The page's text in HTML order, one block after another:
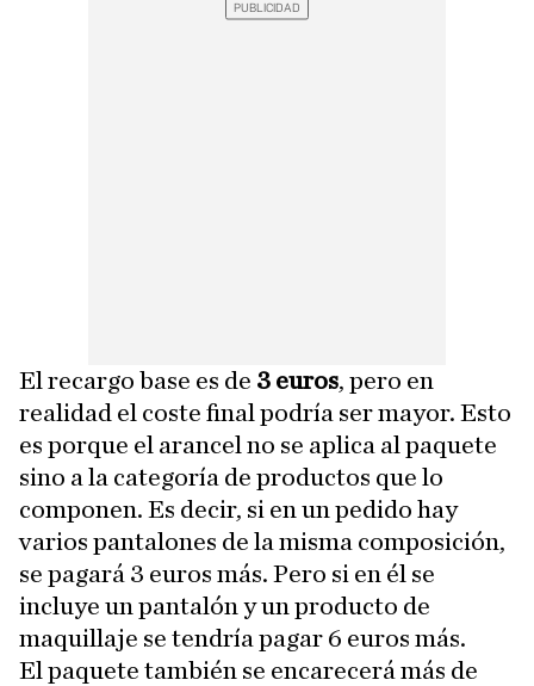
El recargo base es de 3 euros, pero en
realidad el coste final podría ser mayor. Esto
es porque el arancel no se aplica al paquete
sino a la categoría de productos que lo
componen. Es decir, si en un pedido hay
varios pantalones de la misma composición,
se pagará 3 euros más. Pero si en él se
incluye un pantalón y un producto de
maquillaje se tendría pagar 6 euros más.
El paquete también se encarecerá más de